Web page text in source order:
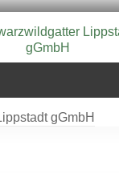
gGmbH